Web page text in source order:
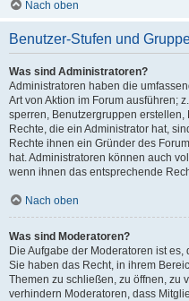
Nach oben
Benutzer-Stufen und
Was sind Administratoren?
Administratoren haben die
Art von Aktion im Forum ausführen;
sperren, Benutzergruppen
Rechte, die ein Administrator hat,
Rechte ihnen ein Gründer des
hat. Administratoren können auch
wenn ihnen das entsprechende
Nach oben
Was sind Moderatoren?
Die Aufgabe der Moderatoren ist
Sie haben das Recht, in ihrem
Themen zu schließen, zu öffnen, zu
verhindern Moderatoren, dass